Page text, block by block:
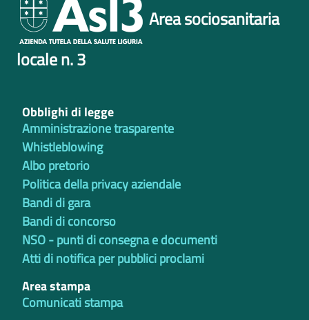
Area sociosanitaria
locale n. 3
Obblighi di legge
Amministrazione trasparente
Whistleblowing
Albo pretorio
Politica della privacy aziendale
Bandi di gara
Bandi di concorso
NSO - punti di consegna e documenti
Atti di notifica per pubblici proclami
Area stampa
Comunicati stampa